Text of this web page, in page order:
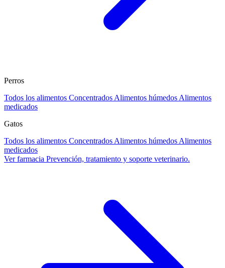
Perros
Todos los alimentos Concentrados Alimentos húmedos Alimentos
medicados
Gatos
Todos los alimentos Concentrados Alimentos húmedos Alimentos
medicados
Ver farmacia Prevención, tratamiento y soporte veterinario.